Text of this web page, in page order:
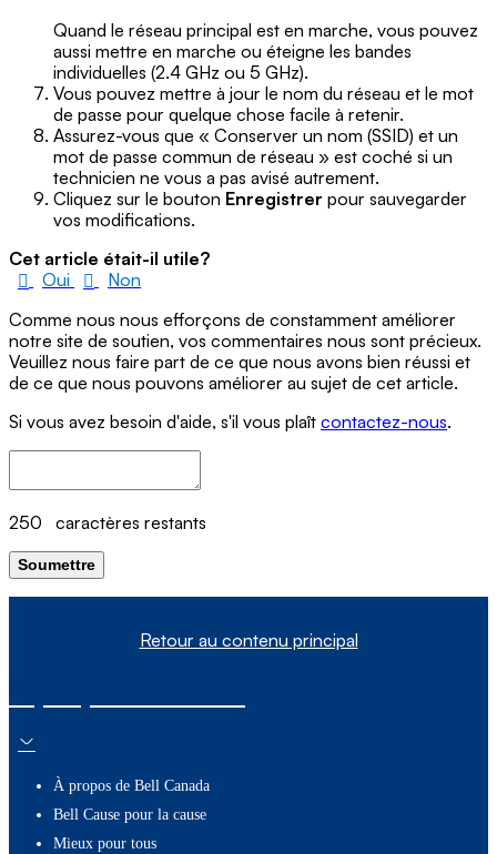
Quand le réseau principal est en marche, vous pouvez
aussi mettre en marche ou éteigne les bandes
individuelles (2.4 GHz ou 5 GHz).
Vous pouvez mettre à jour le nom du réseau et le mot
de passe pour quelque chose facile à retenir.
Assurez-vous que « Conserver un nom (SSID) et un
mot de passe commun de réseau » est coché si un
technicien ne vous a pas avisé autrement.
Cliquez sur le bouton Enregistrer pour sauvegarder
vos modifications.
Cet article était-il utile?
Oui
Non
Comme nous nous efforçons de constamment améliorer
notre site de soutien, vos commentaires nous sont précieux.
Veuillez nous faire part de ce que nous avons bien réussi et
de ce que nous pouvons améliorer au sujet de cet article.
Si vous avez besoin d'aide, s'il vous plaît contactez-nous.
250 caractères restants
Soumettre
Retour au contenu principal
À propos de Bell Canada
Bell Cause pour la cause
Mieux pour tous